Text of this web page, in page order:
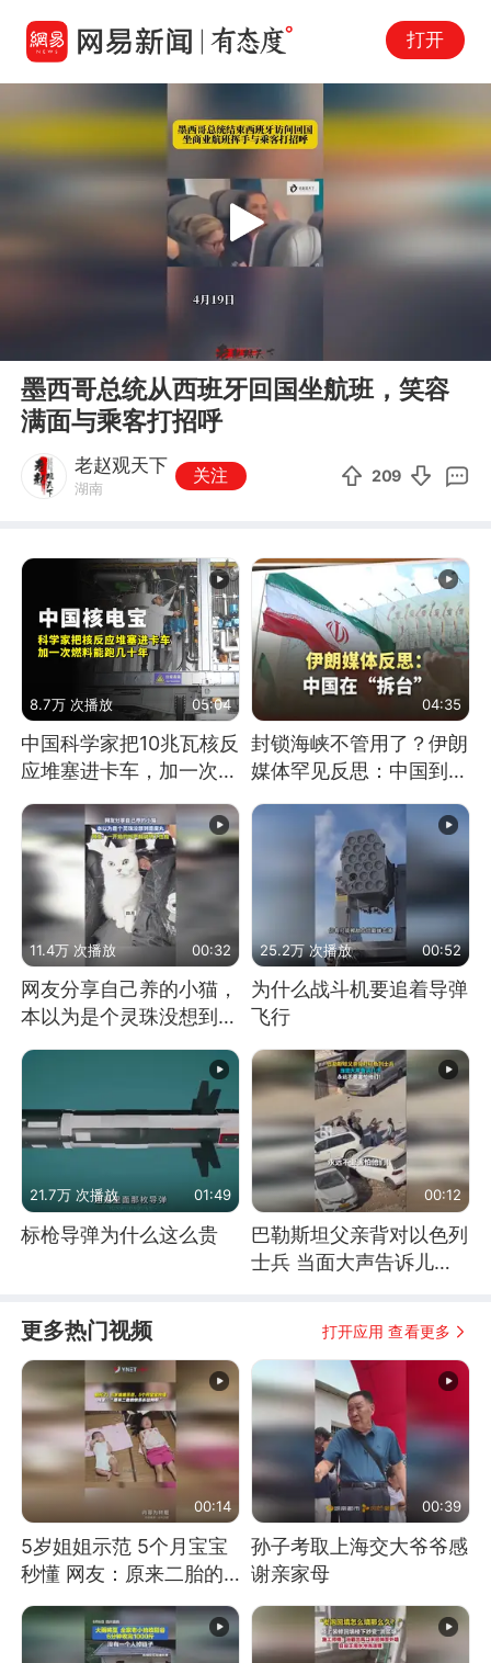
打开
Play
墨西哥总统从西班牙回国坐航班，笑容
满面与乘客打招呼
老赵观天下
湖南
关注 209
8.7万 次播放 05:04
中国科学家把10兆瓦核反
应堆塞进卡车，加一次燃
料能跑几十年
04:35
封锁海峡不管用了？伊朗
媒体罕见反思：中国到底
是不是在"拆台"
11.4万 次播放 00:32
网友分享自己养的小猫，
本以为是个灵珠没想到是
25.2万 次播放 00:52
为什么战斗机要追着导弹
飞行
21.7万 次播放 01:49
标枪导弹为什么这么贵
00:12
巴勒斯坦父亲背对以色列
士兵 当面大声告诉儿
更多热门视频 打开应用 查看更多
00:14
5岁姐姐示范 5个月宝宝
秒懂 网友：原来二胎的
快乐长这样
00:39
孙子考取上海交大爷爷感
谢亲家母